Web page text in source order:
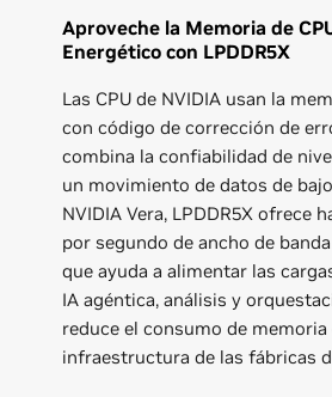
Aproveche la Memoria de
Energético con LPDDR5X
Las CPU de NVIDIA usan la
con código de corrección de
combina la confiabilidad de
un movimiento de datos de
NVIDIA Vera, LPDDR5X ofrece
por segundo de ancho de
que ayuda a alimentar las
IA agéntica, análisis y
reduce el consumo de memoria
infraestructura de las fábricas